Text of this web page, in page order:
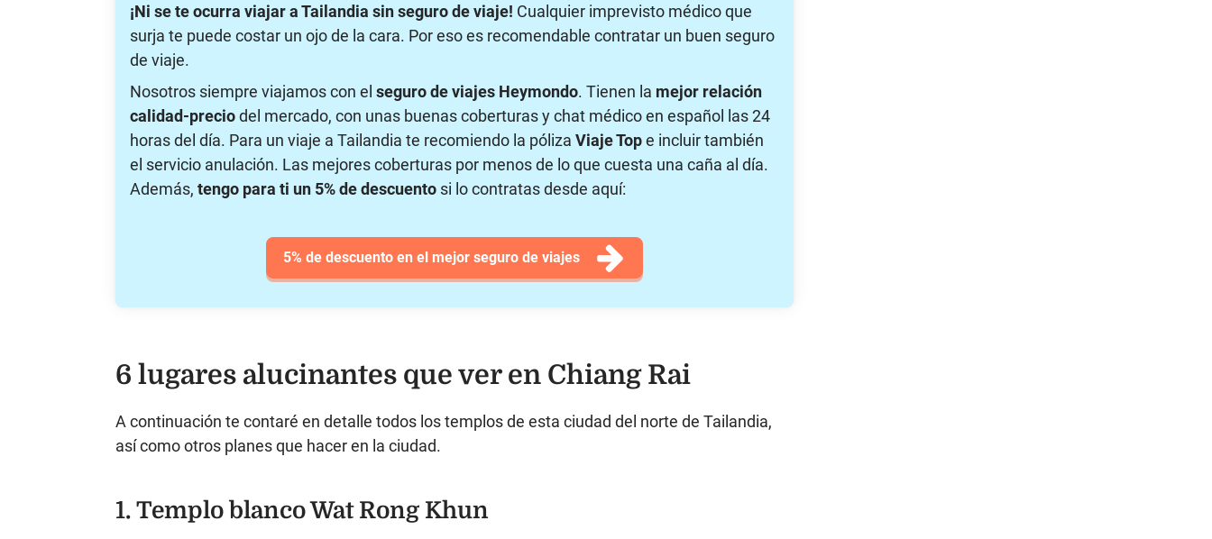
¡Ni se te ocurra viajar a Tailandia sin seguro de viaje! Cualquier imprevisto médico que
surja te puede costar un ojo de la cara. Por eso es recomendable contratar un buen seguro
de viaje.
Nosotros siempre viajamos con el seguro de viajes Heymondo. Tienen la mejor relación
calidad-preciodel mercado, con unas buenas coberturas y chat médico en español las 24
horas del día. Para un viaje a Tailandia te recomiendo la póliza Viaje Tope incluir también
el servicio anulación. Las mejores coberturas por menos de lo que cuesta una caña al día.
Además, tengo para ti un 5% de descuento si lo contratas desde aquí:
5% de descuento en el mejor seguro de viajes
6 lugares alucinantes que ver en Chiang Rai
A continuación te contaré en detalle todos los templos de esta ciudad del norte de Tailandia,
así como otros planes que hacer en la ciudad.
1. Templo blanco Wat Rong Khun